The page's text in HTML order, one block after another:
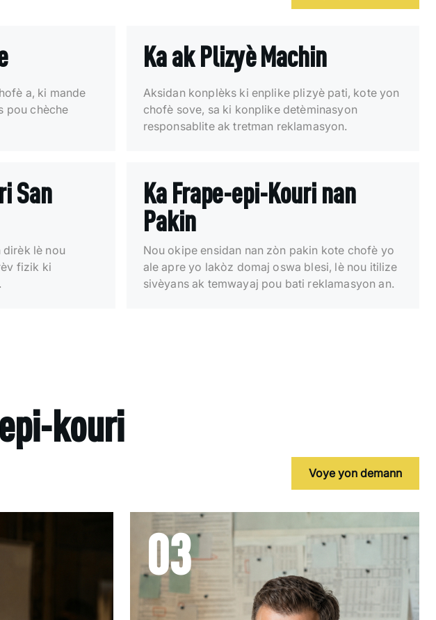
a, ki mande
pou chèche
Ka ak Plizyè Machin
Aksidan konplèks ki enplike plizyè pati, kote yon
chofè sove, sa ki konplike detèminasyon
responsablite ak tretman reklamasyon.
San
dirèk lè nou
fizik ki
Ka Frape-epi-Kouri nan
Pakin
Nou okipe ensidan nan zòn pakin kote chofè yo
ale apre yo lakòz domaj oswa blesi, lè nou itilize
sivèyans ak temwayaj pou bati reklamasyon an.
kouri
Voye yon demann
03